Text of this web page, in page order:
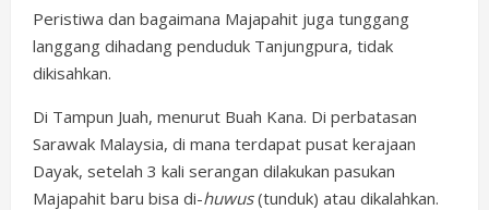
Peristiwa dan bagaimana Majapahit juga tunggang
langgang dihadang penduduk Tanjungpura, tidak
dikisahkan.
Di Tampun Juah, menurut Buah Kana. Di perbatasan
Sarawak Malaysia, di mana terdapat pusat kerajaan
Dayak, setelah 3 kali serangan dilakukan pasukan
Majapahit baru bisa di-huwus(tunduk) atau dikalahkan.